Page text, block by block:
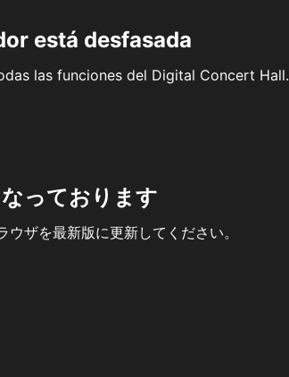
está desfasada
las funciones del Digital Concert Hall.
っております
ザを最新版に更新してください。